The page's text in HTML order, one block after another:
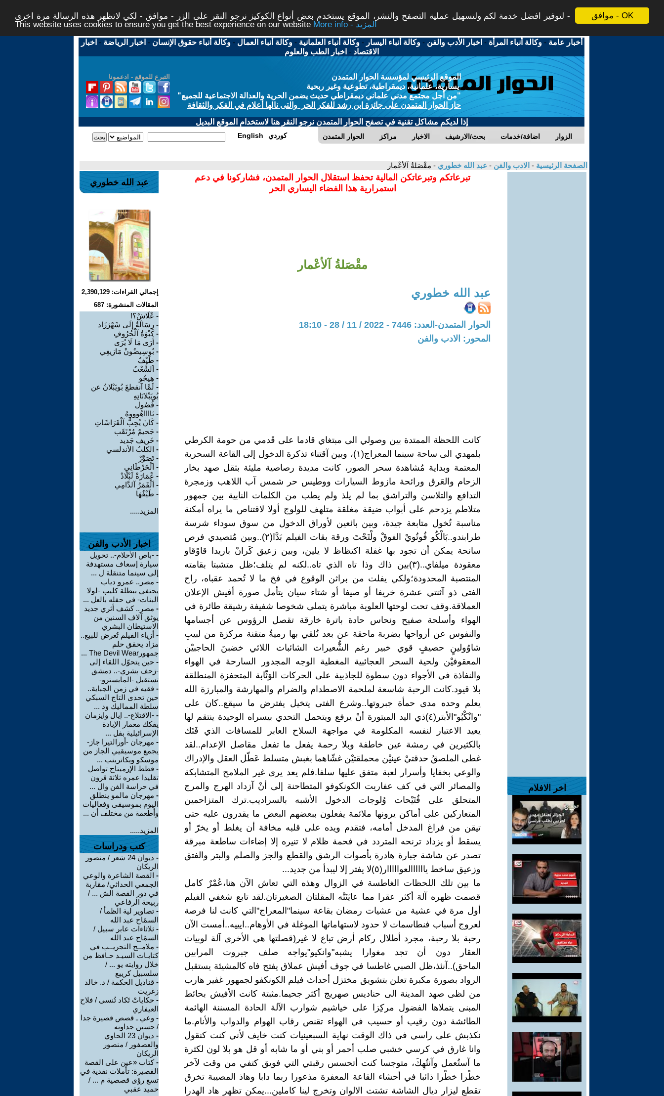
موافق - OK
لتوفير افضل خدمة لكم ولتسهيل عملية التصفح والنشر، الموقع يستخدم بعض أنواع الكوكيز نرجو النقر على الزر - موافق - لكي لاتظهر هذه الرسالة مرة اخرى -
This website uses cookies to ensure you get the best experience on our website
More info - المزيد
أخبار عامة -وكالة أنباء المرأة - اخبار الأدب والفن -وكالة أنباء اليسار -وكالة أنباء العلمانية -وكالة أنباء العمال -وكالة أنباء حقوق الإنسان - اخبار الرياضة - اخبار
الاقتصاد - اخبار الطب والعلوم
التبرع للموقع - ادعمونا
الموقع الرئيسي لمؤسسة الحوار المتمدن
يسارية، علمانية، ديمقراطية، تطوعية وغير ربحية
"من أجل مجتمع مدني علماني ديمقراطي حديث يضمن الحرية والعدالة الاجتماعية للجميع"
حاز الحوار المتمدن على جائزة ابن رشد للفكر الحر والتى نالها أعلام في الفكر والثقافة
إذا لديكم مشاكل تقنية في تصفح الحوار المتمدن نرجو النقر هنا لاستخدام الموقع البديل
الحوار المتمدن مراكز الاخبار بحث/الارشيف اضافة/خدمات الزوار English كوردي
الصفحة الرئيسية - الادب والفن - عبد الله خطوري - مقْصَلةُ آلأعْمار
اخر الافلام
تبرعاتكم وتبرعاتكن المالية تحفظ استقلال الحوار المتمدن، فشاركونا في دعم
استمرارية هذا الفضاء اليساري الحر
مقْصَلةُ آلأعْمار
عبد الله خطوري
الحوار المتمدن-العدد: 7446 - 2022 / 11 / 28 - 18:10
المحور: الادب والفن
كانت اللحظة الممتدة بين وصولي الى مبتغاي قادما على قَدمي من حومة الكرطي
بلمهدي الى ساحة سينما المعراج(١)، وبين آقتناء تذكرة الدخول إلى القاعة السحرية
المعتمة وبداية مُشاهدة سحر الصور، كانت مديدة رصاصية مليئة بثقل صهد بخار
الزحام والعَرق ورائحة مازوط السيارات ووطيس حر شمس آب اللاهب وزمجرة
التدافع والتلاسن والتراشق بما لم يلذ ولم يطب من الكلمات النابية بين جمهور
متلاطم يزدحم على أبواب ضيقة مغلقة متلهف للولوج أولا لاقتناص ما يراه أمكنة
مناسبة تُخول متابعة جيدة، وبين بائعين لأوراق الدخول من سوق سوداء شرسة
طرابندو..بَالْكُو فُوتُويْ الفوقْ ولْتَحْتَ ورقة بقات الفيلم بَدَّا(٢)..وبين مُتصيدي فرص
سانحة يمكن أن تجود بها غفلة اكتظاظ لا يلين، وبين زعيق كَرانْ باريدا قاوْقاو
معقودة ميلفاي..(٣)بين ذاك وذا تاه الذي تاه..لكنه لم يتلف؛ظل متشبتا بقامته
المنتصبة المحدودة؛ولكي يفلت من براثن الوقوع في فخ ما لا تُحمد عقباه، راح
الفتى ذو آثنتي عشرة خريفا أو صيفا أو شتاء سيان يتأمل صورة أفيش الإعلان
العملاقة.وقف تحت لوحتها العلوية مباشرة يتملى شخوصا شفيفة رشيقة طائرة في
الهواء وأسلحة صفيح ونحاس حادة باترة خارقة تقصل الرؤوس عن أجسامها
والنفوس عن أرواحها بضربة ماحقة عن بعد تُلقي بها رميةُ متقنة مركزة من لبيبِ
شاوُولينٍ حصيفٍ قوي خبير رغم الشُّعيرات الشائبات اللائي خضبنَ الحاجبيْن
المعقوفيْن ولحية السحر العجائبية المغطية الوجه المجدور السارحة في الهواء
والنفاذة في الأجواء دون سطوة للجاذبية على الحركات الوَثّابة المتحفزة المنطلقة
بلا قيود.كانت الرحبة شاسعة لملحمة الاصطدام والضرام والمهارشة والمبارزة الله
يعلم وحده مدى حمأة جبروتها..وشرع الفتى يتخيل يفترض ما سيقع..كان على
"وانْكْيُو"الأبتر(٤)ذي اليد المبتورة أنْ يرفع ويتحمل التحدي بيسراه الوحيدة ينتقم لها
يعيد الاعتبار لنفسه المكلومة في مواجهة السلاح العابر للمسافات الذي فَتَك
بالكثيرين في رمشة عين خاطفة وبلا رحمة يفعل ما تفعل مقاصل الإعدام..لقد
غطى الملصقُ حدقتيْ عينيْن محملقتيْن غشّاهما بغبش متسلط عَطّل العقل والإدراك
والوعي بخفايا وأسرار لعبة متفق عليها سلفا.فلم يعد يرى غير الملامح المتشابكة
والمصائر التي في كف عفاريت الكونكوفو المتطاحنة إلى أنْ آزداد الهرج والمرج
المتحلق على فُتَيْحات وُلوجات الدخول الأشبه بالسراديب.ترك المتزاحمين
المتعاركين على أماكن يرونها ملائمة يفعلون ببعضهم البعض ما يقدرون عليه حتى
تيقن من فراغ المدخل أمامه، فتقدم ويده على قلبه مخافة أن يغلط أو يخرّ أو
يسقط أو يزداد ترنحه المتردد في فحمة ظلام لا تنيره إلا إضاءات ساطعة مبرقة
تصدر عن شاشة جبارة هادرة بأصوات الرشق والقطع والجز والصلم والبتر والفتق
وزعيق ساخط ياااااالعوااااار(٥)لا يفتر إلا ليبدأ من جديد...
ما بين تلك اللحظات الغاطسة في الزوال وهذه التي تعاش الآن هنا،عُمْرٌ كامل
قصمت ظهره آلة أكثر عقرا مما عايَنَتْه المقلتان الصغيرتان.لقد تابع شغفي الفيلم
أول مرة في عشية من عشيات رمضان بقاعة سينما"المعراج"التي كانت لنا فرصة
لعروج أسباب فنطاسمات لا حدود لاستهاماتها الموغلة في الأوهام..ايييه..أمست الآن
رحبة بلا رحبة، مجرد أطلال ركام أرض تباع لا غير(قصلتها هي الأخرى آلة لوبيات
العقار دون أن تجد مغوارا يشبه"وانكيو"يواجه صلف جبروت المرابين
الماحق)..آنئذ،ظل الصبي غاطسا في جوف أفيش عملاق يفتح فاه كالمشيئة يستقبل
الرواد بصورة مكبرة تعلن بتشويق مختزل أحداث فيلم الكونكفو لجمهور غفير هارب
من لظى صهد المدينة الى حناديس صهريج أكثر جحيما.مثبتة كانت الأفيش بحائط
المبنى يتملاها الفضول مركِزا على خياشيم شوارب الآلة الحادة المسننة الهائمة
الطائشة دون رقيب أو حسيب في الهواء تقنص رقاب الهوام والدواب والأنام.ما
نكذبش على راسي في ذاك الوقت نهاية السبعينيات كنت خايف لأني كنت كنقول
وانا غارق في كرسي خشبي صلب أحمر أو بني أو ما شابه أو قل هو بلا لون لكثرة
ما آستُعمل وآنتُهِكَ، متوجسا كنت أتحسس رقبتي التي فويق كتفي من وقت لآخر
خطْرا خطْرا ذائبا في أحشاء القاعة المعفرة مذعورا ربما دابا وهاذ المصيبة تخرق
تقطع ليزار ديال الشاشة تشتت الالوان وتخرج لينا كاملين...يمكن تظهر هاد الهدرا
عبد الله خطوري
إجمالي القراءات: 2,390,129
المقالات المنشورة: 687
- عْلَاشْ؟!
- رِسَالَةٌ إِلَى شَهْرَزَاد
-كَبْوَةُ آلْحُرُوفِ
- أَرَى مَا لَا يُرَى
- بُوسِيضُونْ مََازيغِي
- طَيْفٌ
- اَلشَّعْبُ
- هِيجُو
- لَمَّا آنقطعَ بُويَبْلانُ عن
بُويَبْلانَاتِهِ
- فُصُول
- تَااااهُوووهُ
-كَانَ يُحِبُّ آلْفَرَاشَاتِ
- جَحيمٌ مُرْتَقَب
- خَريف جَديد
- الكلبُ الأندلسي
- تَصَوَّرْ
- اَلْحَرْطَانِي
- عْمَارَةْ لَبْلَادْ
- اَلْقَمَرُ آلدَّامِي
- طَيْفُهَا
المزيد.....
اخبار الأدب والفن
- -باص الأحلام-.. تحويل
سيارة إسعاف مستهدفة
إلى سينما متنقلة ل ...
- مصر.. عمرو دياب
يحتفي ببطلة كليب -لولا
البنات- في حفله بالعل ...
- مصر.. كشف أثري جديد
يوثق آلاف السنين من
الاستيطان البشري
- أزياء الفيلم تُعرض للبيع..
مزاد يحقق حلم
جمهورThe Devil Wear ...
- حين يتحوّل اللقاء إلى
-زحف بشري-.. دمشق
تستقبل -المايسترو-
- فقيه في زمن الجباية..
حين تحدى التاج السبكي
سلطة المماليك ود ...
- -الاقتلاع-.. إيال وايزمان
يفكك معمار الإبادة
الإسرائيلية بفل ...
- مهرجان -أورالتيرا جاز-
يجمع موسيقيي الجاز من
موسكو ويكاترينب ...
- قطط الإرميتاج تواصل
تقليدا عمره ثلاثة قرون
في حراسة الفن وال ...
- مهرجان مالمو ينطلق
اليوم بموسيقى وفعاليات
وأطعمة من مختلف أن ...
المزيد.....
كتب ودراسات
-
ديوان 24 شعر / منصور
الريكان
- القصة الشاعرة والوعي
الجمعي الحداثي/ مقاربة
في دور القصة الش ... /
ربيحة الرفاعي
- تصاوير لية الظمأ /
السمّاح عبد الله
- ثلاثاءات عابر سبيل /
السمّاح عبد الله
- ملامــح التجريــب في
كتابـات السيـد حـافظ من
خلال روايته يو ... /
سلسبيل كريبع
- قناديل الحكمة / د. خالد
زغريت
- حكاياتْ تَكاد تُنسى / فلاح
العيفاري
- وعي ـ قصص قصيرة جدا
/ حسين جداونه
-
ديوان 23 الحاوي
والعصفور / منصور
الريكان
-كتاب «عين على القصة
القصيرة: تأملات نقدية في
تسع رؤى قصصية م ... /
حميد عقبي